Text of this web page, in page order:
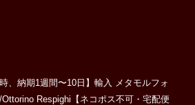
、納期1週間〜10日】輸入 メタモルフォ
Respighi【ネコポス不可・宅配便